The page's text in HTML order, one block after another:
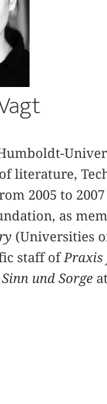
literature,
2005 to 2007
as
(Universities
staff ofPraxis
und Sorge